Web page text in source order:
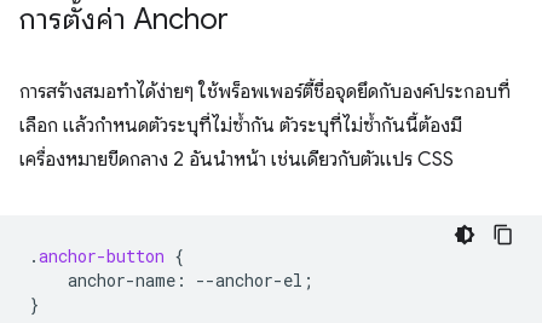
การตั้งค่า Anchor
การสร้างสมอทำได้ง่ายๆ ใช้พร็อพเพอร์ตี้ชื่อจุดยึดกับองค์ประกอบที่
เลือก แล้วกำหนดตัวระบุที่ไม่ซ้ำกัน ตัวระบุที่ไม่ซ้ำกันนี้ต้องมี
เครื่องหมายขีดกลาง 2 อันนำหน้า เช่นเดียวกับตัวแปร CSS
.anchor-button {
anchor-name : --anchor-el ;
}